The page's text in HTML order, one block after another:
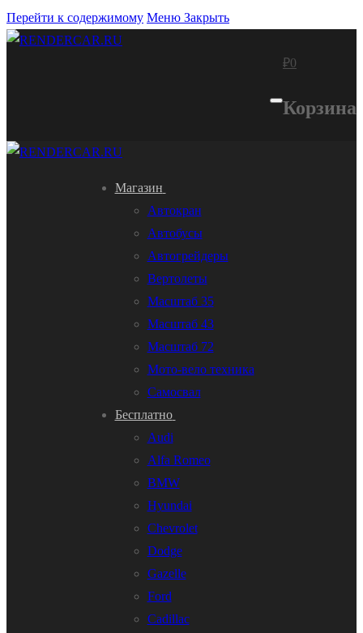
Перейти к содержимому Меню Закрыть
₽0
Корзина
Магазин
Автокран
Автобусы
Автогрейдеры
Вертолеты
Масштаб 35
Масштаб 43
Масштаб 72
Мото-вело техника
Самосвал
Бесплатно
Audi
Alfa Romeo
BMW
Hyundai
Chevrolet
Dodge
Gazelle
Ford
Cadillac